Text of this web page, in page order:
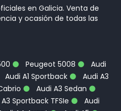
en Galicia. Venta de
y ocasión de todas las
Peugeot 5008
Audi
Audi A1 Sportback
Audi A3
Audi A3 Sedan
Sportback TFSIe
Audi